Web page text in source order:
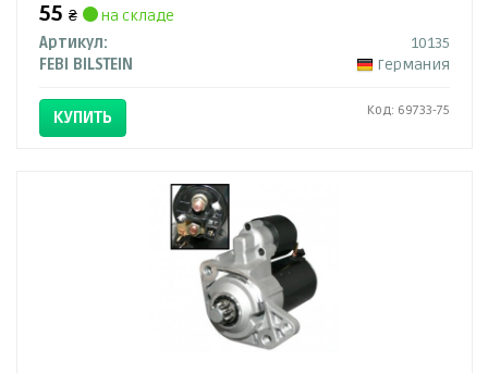
55 ₴
на складе
Артикул:
10135
FEBI BILSTEIN
Германия
КУПИТЬ Код: 69733-75